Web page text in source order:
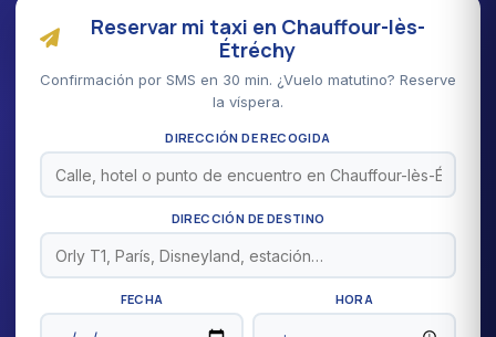
Reservar mi taxi en Chauffour-lès-
Étréchy
Confirmación por SMS en 30 min. ¿Vuelo matutino? Reserve
la víspera.
DIRECCIÓN DE RECOGIDA
DIRECCIÓN DE DESTINO
FECHA HORA